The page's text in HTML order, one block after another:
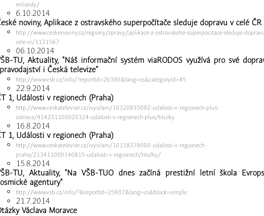
miliardy/
6.10.2014
noviny, Aplikace z ostravského superpočítače sleduje dopravu v celé ČR
http://www.ceskenoviny.cz/regiony/zpravy/aplikace-z-ostravskeho-superpocitace-sleduje-
cele-cr/1131567
06.10.2014
TU, Aktuality, "Náš informační systém viaRODOS využívá pro své
i Česká televize"
http://www.vsb.cz/info/?reportId=26390&lang=cs&categoryId=45
22.9.2014
1, Události v regionech (Praha)
http://www.ceskatelevize.cz/ivysilani/10320835092-udalosti-v-regionech-plus-
ostrava/414231100020324-udalosti-v-regionech-plus/titulky
16.8.2014
1, Události v regionech (Praha)
http://www.ceskatelevize.cz/ivysilani/10118379000-udalosti-v-regionech-
praha/213411000140815-udalosti-v-regionech/titulky/
15.8.2014
TU, Aktuality, "Na VŠB-TUO dnes začíná prestižní letní škola
agentury"
http://www.vsb.cz/info/?&reportId=25937&lang=cs&block=simple
21.7.2014
Václava Moravce